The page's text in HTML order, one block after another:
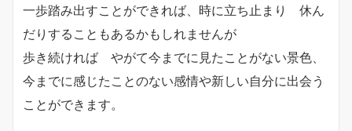
一歩踏み出すことができれば、時に立ち止まり 休ん
だりすることもあるかもしれませんが
歩き続ければ やがて今までに見たことがない景色、
今までに感じたことのない感情や新しい自分に出会う
ことができます。